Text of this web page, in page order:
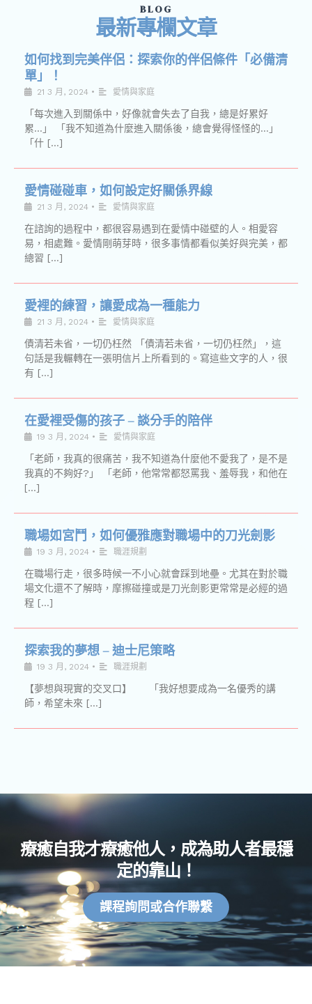
BLOG
最新專欄文章
如何找到完美伴侶：探索你的伴侶條件「必備清
單」！
21 3 月, 2024 • 愛情與家庭
「每次進入到關係中，好像就會失去了自我，總是好累好
累…」 「我不知道為什麼進入關係後，總會覺得怪怪的…」
「什 […]
愛情碰碰車，如何設定好關係界線
21 3 月, 2024 • 愛情與家庭
在諮詢的過程中，都很容易遇到在愛情中碰壁的人。相愛容
易，相處難。愛情剛萌芽時，很多事情都看似美好與完美，都
總習 […]
愛裡的練習，讓愛成為一種能力
21 3 月, 2024 • 愛情與家庭
債清若未省，一切仍枉然 「債清若未省，一切仍枉然」，這
句話是我輾轉在一張明信片上所看到的。寫這些文字的人，很
有 […]
在愛裡受傷的孩子 – 談分手的陪伴
19 3 月, 2024 • 愛情與家庭
「老師，我真的很痛苦，我不知道為什麼他不愛我了，是不是
我真的不夠好?」 「老師，他常常都怒罵我、羞辱我，和他在
[…]
職場如宮鬥，如何優雅應對職場中的刀光劍影
19 3 月, 2024 • 職涯規劃
在職場行走，很多時候一不小心就會踩到地壘。尤其在對於職
場文化還不了解時，摩擦碰撞或是刀光劍影更常常是必經的過
程 […]
探索我的夢想 – 迪士尼策略
19 3 月, 2024 • 職涯規劃
【夢想與現實的交叉口】 「我好想要成為一名優秀的講
師，希望未來 […]
療癒自我才療癒他人，成為助人者最穩
定的靠山！
課程詢問或合作聯繫